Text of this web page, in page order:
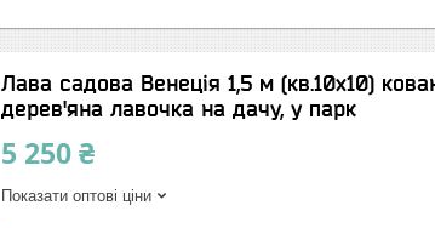
Лава садова Венеція 1,5 м (кв.10х10)
дерев'яна лавочка на дачу, у парк
5 250 ₴
Показати оптові ціни